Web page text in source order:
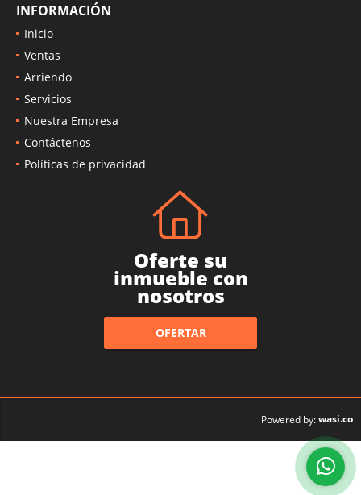
INFORMACIÓN
Inicio
Ventas
Arriendo
Servicios
Nuestra Empresa
Contáctenos
Políticas de privacidad
Oferte su
inmueble con
nosotros
OFERTAR
Powered by:wasi.co